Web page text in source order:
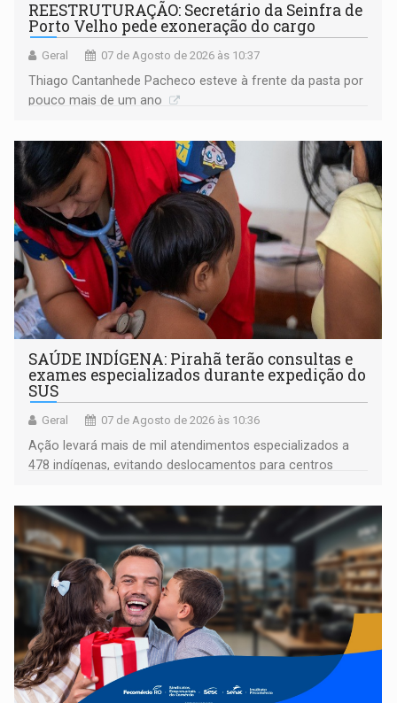
REESTRUTURAÇÃO: Secretário da Seinfra de
Porto Velho pede exoneração do cargo
Geral 07 de Agosto de 2026 às 10:37
Thiago Cantanhede Pacheco esteve à frente da pasta por
pouco mais de um ano
SAÚDE INDÍGENA: Pirahã terão consultas e
exames especializados durante expedição do
SUS
Geral 07 de Agosto de 2026 às 10:36
Ação levará mais de mil atendimentos especializados a
478 indígenas, evitando deslocamentos para centros